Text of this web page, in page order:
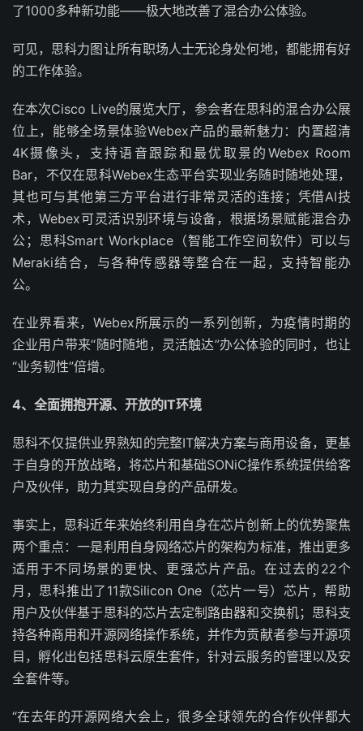
了1000多种新功能——极大地改善了混合办公体验。
可见，思科力图让所有职场人士无论身处何地，都能拥有好
的工作体验。
在本次Cisco Live的展览大厅，参会者在思科的混合办公展
位上，能够全场景体验Webex产品的最新魅力：内置超清
4K摄像头，支持语音跟踪和最优取景的Webex Room
Bar，不仅在思科Webex生态平台实现业务随时随地处理，
其也可与其他第三方平台进行非常灵活的连接；凭借AI技
术，Webex可灵活识别环境与设备，根据场景赋能混合办
公；思科Smart Workplace（智能工作空间软件）可以与
Meraki结合，与各种传感器等整合在一起，支持智能办
公。
在业界看来，Webex所展示的一系列创新，为疫情时期的
企业用户带来“随时随地，灵活触达”办公体验的同时，也让
“业务韧性”倍增。
4、全面拥抱开源、开放的IT环境
思科不仅提供业界熟知的完整IT解决方案与商用设备，更基
于自身的开放战略，将芯片和基础SONiC操作系统提供给客
户及伙伴，助力其实现自身的产品研发。
事实上，思科近年来始终利用自身在芯片创新上的优势聚焦
两个重点：一是利用自身网络芯片的架构为标准，推出更多
适用于不同场景的更快、更强芯片产品。在过去的22个
月，思科推出了11款Silicon One（芯片一号）芯片，帮助
用户及伙伴基于思科的芯片去定制路由器和交换机；思科支
持各种商用和开源网络操作系统，并作为贡献者参与开源项
目，孵化出包括思科云原生套件，针对云服务的管理以及安
全套件等。
“在去年的开源网络大会上，很多全球领先的合作伙伴都大